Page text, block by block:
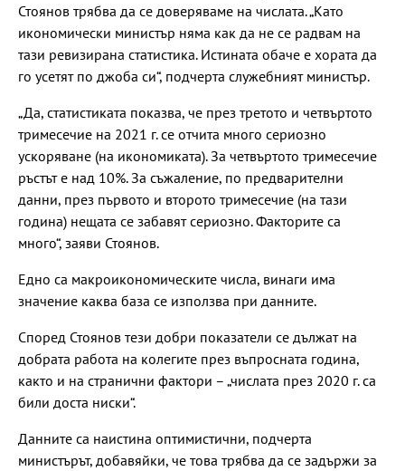
Стоянов трябва да се доверяваме на числата. „Като
икономически министър няма как да не се радвам на
тази ревизирана статистика. Истината обаче е хората да
го усетят по джоба си“, подчерта служебният министър.
„Да, статистиката показва, че през третото и четвъртото
тримесечие на 2021 г. се отчита много сериозно
ускоряване (на икономиката). За четвъртото тримесечие
ръстът е над 10%. За съжаление, по предварителни
данни, през първото и второто тримесечие (на тази
година) нещата се забавят сериозно. Факторите са
много“, заяви Стоянов.
Едно са макроикономическите числа, винаги има
значение каква база се използва при данните.
Според Стоянов тези добри показатели се дължат на
добрата работа на колегите през въпросната година,
както и на странични фактори – „числата през 2020 г. са
били доста ниски“.
Данните са наистина оптимистични, подчерта
министърът, добавяйки, че това трябва да се задържи за